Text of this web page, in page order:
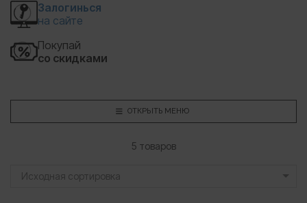
Залогинься
на сайте
Покупай
со скидками
ОТКРЫТЬ МЕНЮ
5 товаров
Исходная сортировка